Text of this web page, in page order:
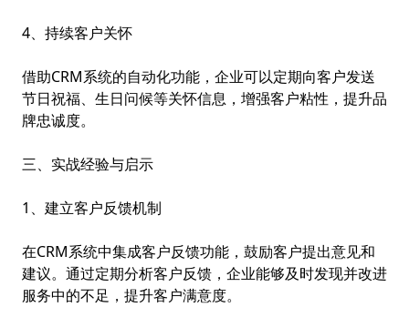
4、持续客户关怀
借助CRM系统的自动化功能，企业可以定期向客户发送
节日祝福、生日问候等关怀信息，增强客户粘性，提升品
牌忠诚度。
三、实战经验与启示
1、建立客户反馈机制
在CRM系统中集成客户反馈功能，鼓励客户提出意见和
建议。通过定期分析客户反馈，企业能够及时发现并改进
服务中的不足，提升客户满意度。